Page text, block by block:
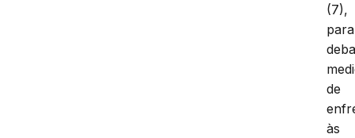
(7),
para
de
às